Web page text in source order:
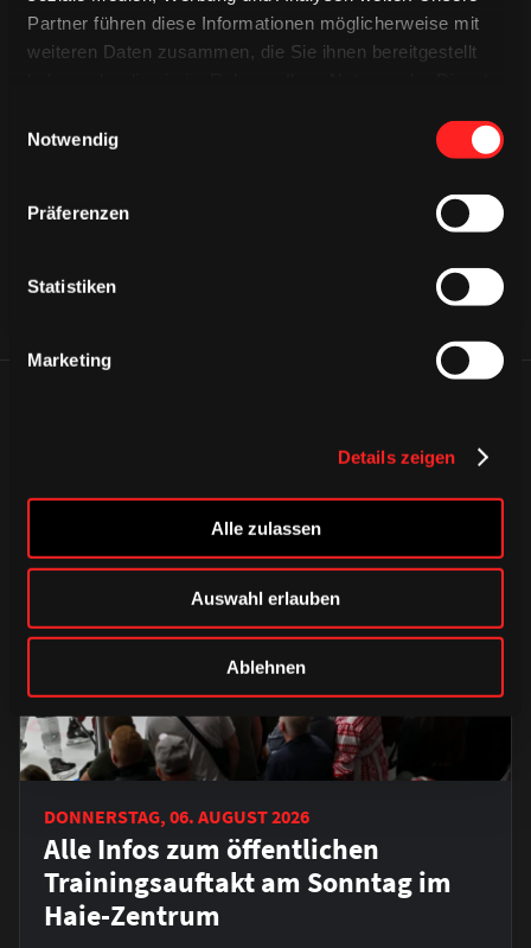
Partner führen diese Informationen möglicherweise mit
weiteren Daten zusammen, die Sie ihnen bereitgestellt
Notwendig
Präferenzen
Statistiken
Marketing
Details zeigen
Alle zulassen
Auswahl erlauben
Ablehnen
DONNERSTAG, 06. AUGUST 2026
Alle Infos zum öffentlichen
Trainingsauftakt am Sonntag im
Haie-Zentrum